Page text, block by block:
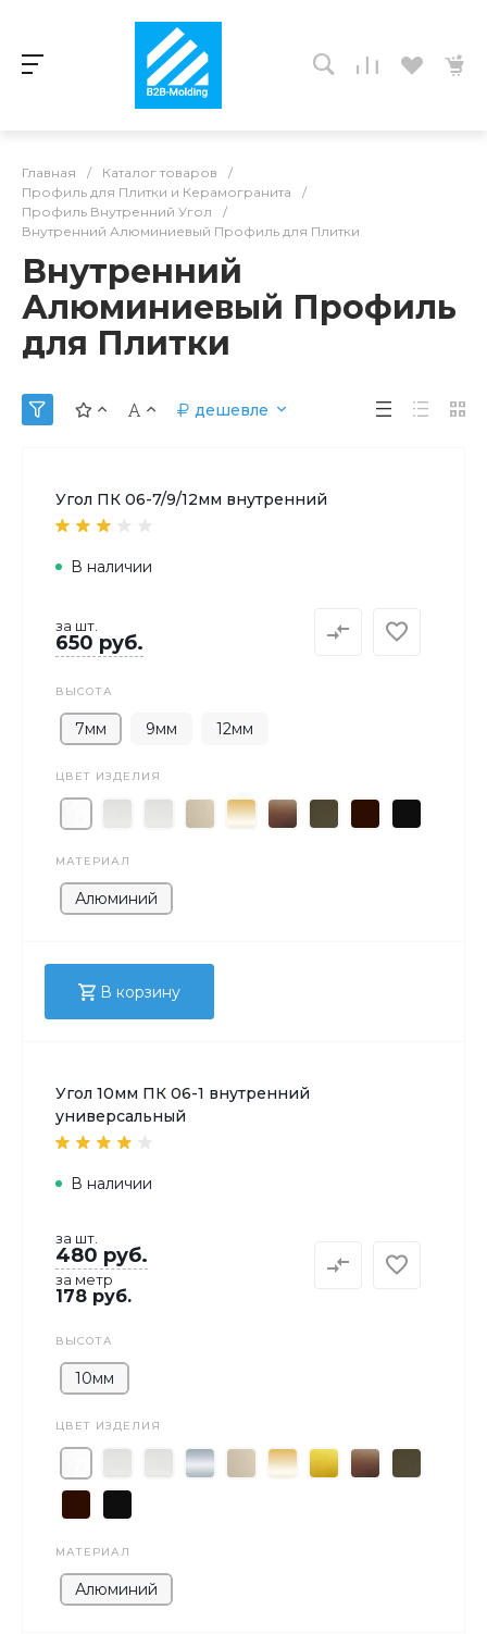
Главная / Каталог товаров
/
Профиль для Плитки и Керамогранита
/
Профиль Внутренний Угол
/
Внутренний Алюминиевый Профиль для Плитки
Внутренний
Алюминиевый Профиль
для Плитки
дешевле
Угол ПК 06-7/9/12мм внутренний
В наличии
за шт.
650 руб.
ВЫСОТА
7мм 9мм 12мм
ЦВЕТ ИЗДЕЛИЯ
МАТЕРИАЛ
Алюминий
В корзину
Угол 10мм ПК 06-1 внутренний
универсальный
В наличии
за шт.
480 руб.
за метр
178 руб.
ВЫСОТА
10мм
ЦВЕТ ИЗДЕЛИЯ
МАТЕРИАЛ
Алюминий